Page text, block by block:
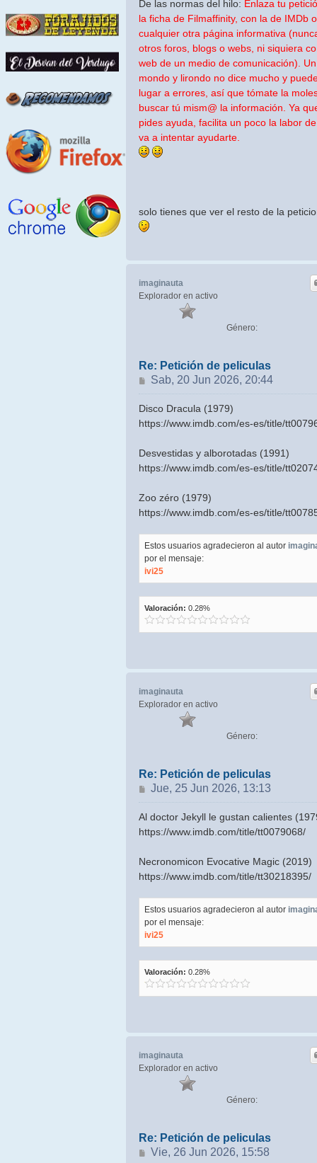
De las normas del hilo: Enlaza tu
la ficha de Filmaffinity, con la de IMDb
cualquier otra página informativa
otros foros, blogs o webs, ni siquiera
web de un medio de comunicación).
mondo y lirondo no dice mucho y
lugar a errores, así que tómate la
buscar tú mism@ la información. Ya
pides ayuda, facilita un poco la labor
va a intentar ayudarte.
solo tienes que ver el resto de la
imaginauta
Explorador en activo
Género:
Re: Petición de peliculas
Mensaje
Sab, 20 Jun 2026, 20:44
Disco Dracula (1979)
https://www.imdb.com/es-es/title/
Desvestidas y alborotadas (1991)
https://www.imdb.com/es-es/title/
Zoo zéro (1979)
https://www.imdb.com/es-es/title/
Estos usuarios agradecieron al autor
por el mensaje:
ivi25
Valoración: 0.28%
imaginauta
Explorador en activo
Género:
Re: Petición de peliculas
Mensaje
Jue, 25 Jun 2026, 13:13
Al doctor Jekyll le gustan calientes
https://www.imdb.com/title/tt0079068/
Necronomicon Evocative Magic (2019)
https://www.imdb.com/title/tt30218395/
Estos usuarios agradecieron al autor
por el mensaje:
ivi25
Valoración: 0.28%
imaginauta
Explorador en activo
Género:
Re: Petición de peliculas
Mensaje
Vie, 26 Jun 2026, 15:58